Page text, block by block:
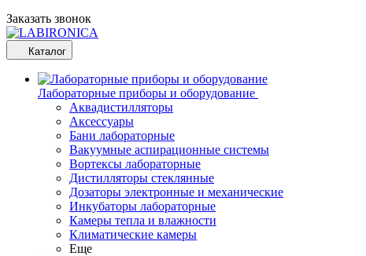
Заказать звонок
Каталог
Лабораторные приборы и оборудование
Аквадистилляторы
Аксессуары
Бани лабораторные
Вакуумные аспирационные системы
Вортексы лабораторные
Дистилляторы стеклянные
Дозаторы электронные и механические
Инкубаторы лабораторные
Камеры тепла и влажности
Климатические камеры
Еще